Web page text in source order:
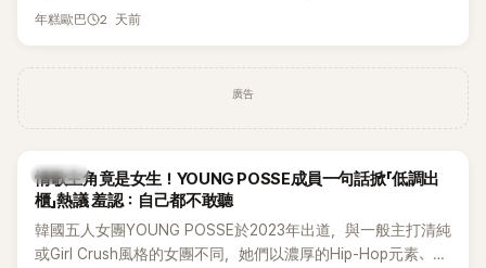
受兩人世界，沒想到站在飯店門口時竟被路人認出，還一路替
年糕歐巴 2 天前
廣告
K-POP
情歌主角竟是女生！YOUNG POSSE成員一句話掀「低調出
櫃」熱議 羞認：自己都不敢聽
韓國五人女團YOUNG POSSE於2023年出道，與一般主打清純
或Girl Crush風格的女團不同，她們以濃厚的Hip-Hop元素、自